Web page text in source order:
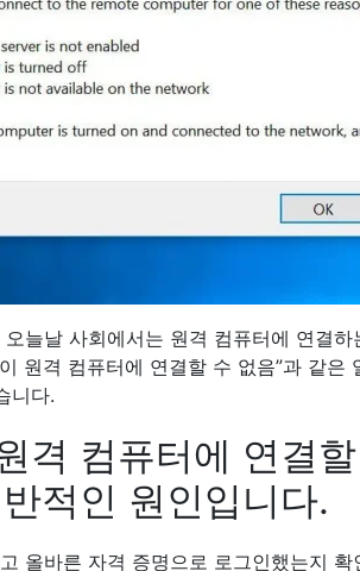
늘날 사회에서는 원격 컴퓨터에 연결하
원격 컴퓨터에 연결할 수 없음”과 같은
니다.
격 컴퓨터에 연결
적인 원인입니다.
올바른 자격 증명으로 로그인했는지 확